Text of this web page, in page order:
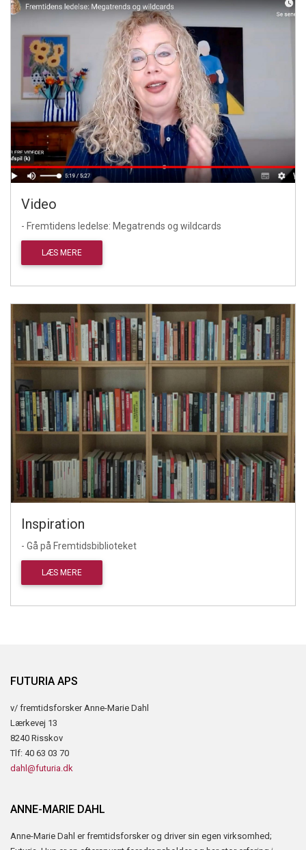
Video
- Fremtidens ledelse: Megatrends og wildcards
LÆS MERE
Inspiration
- Gå på Fremtidsbiblioteket
LÆS MERE
FUTURIA APS
v/ fremtidsforsker Anne-Marie Dahl
Lærkevej 13
8240 Risskov
Tlf: 40 63 03 70
dahl@futuria.dk
ANNE-MARIE DAHL
Anne-Marie Dahl er fremtidsforsker og driver sin egen virksomhed;